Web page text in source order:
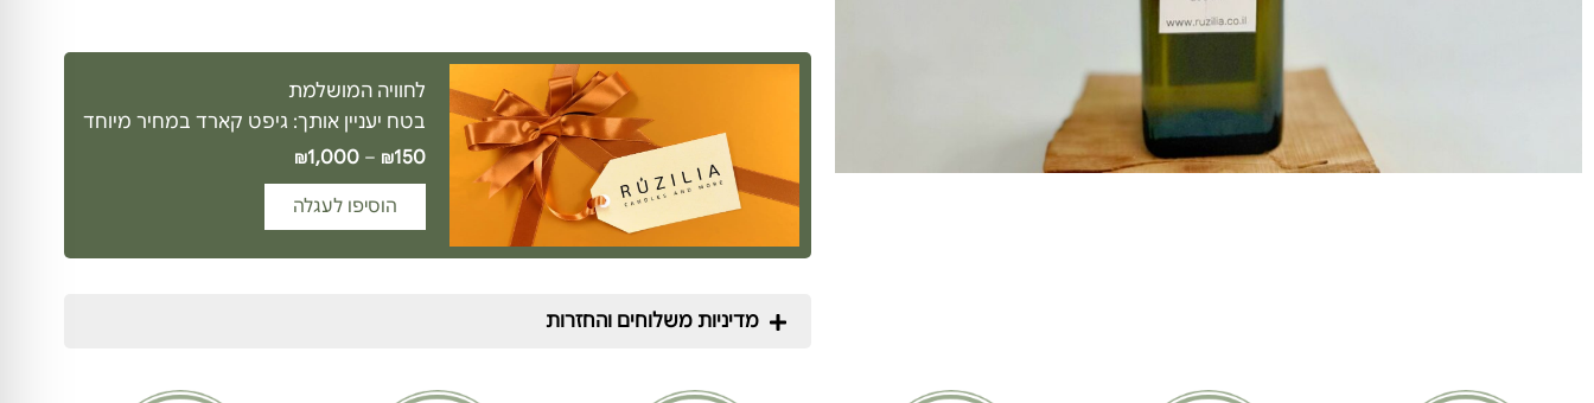
לחוויה המושלמת
בטח יעניין אותך: גיפט קארד במחיר מיוחד
₪150
–
₪1,000
הוסיפו לעגלה
מדיניות משלוחים והחזרות